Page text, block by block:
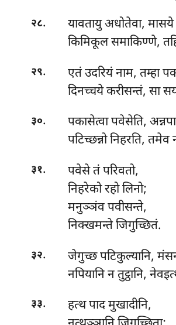
२८. यावतायुअधोतेवा, मासये
किमिकूल समाकिण्णे,
२९.
एतं उदरियं नाम, तम्हा
दिनच्चये करीसन्तं, सा सयं
३०. पकासेत्वापवेसेति,
पटिच्छन्नो निहरति, तमेव
३१.
पवेसे तं परिवतो,
निहरेको रहो लिनो;
मनुञ्ञंव पवीसन्ते,
निक्खमन्ते जिगुच्छितं.
३२. जेगुच्छपटिकुल्यानि,
नपियानि न तुट्ठानि,
३३.
हत्थ पाद मुखादीनि,